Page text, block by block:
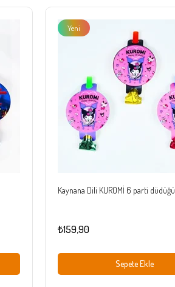
Kaynana Dili KUROMİ 6 parti düdüğü
₺159,90
Sepete Ekle
Yeni